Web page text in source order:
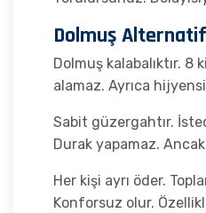
Dolmuş
Dolmuş kalabalıktır. 8
alamaz. Ayrıca
Sabit güzergahtır.
Durak yapamaz. Ancak
Her kişi ayrı öder.
Konforsuz olur.